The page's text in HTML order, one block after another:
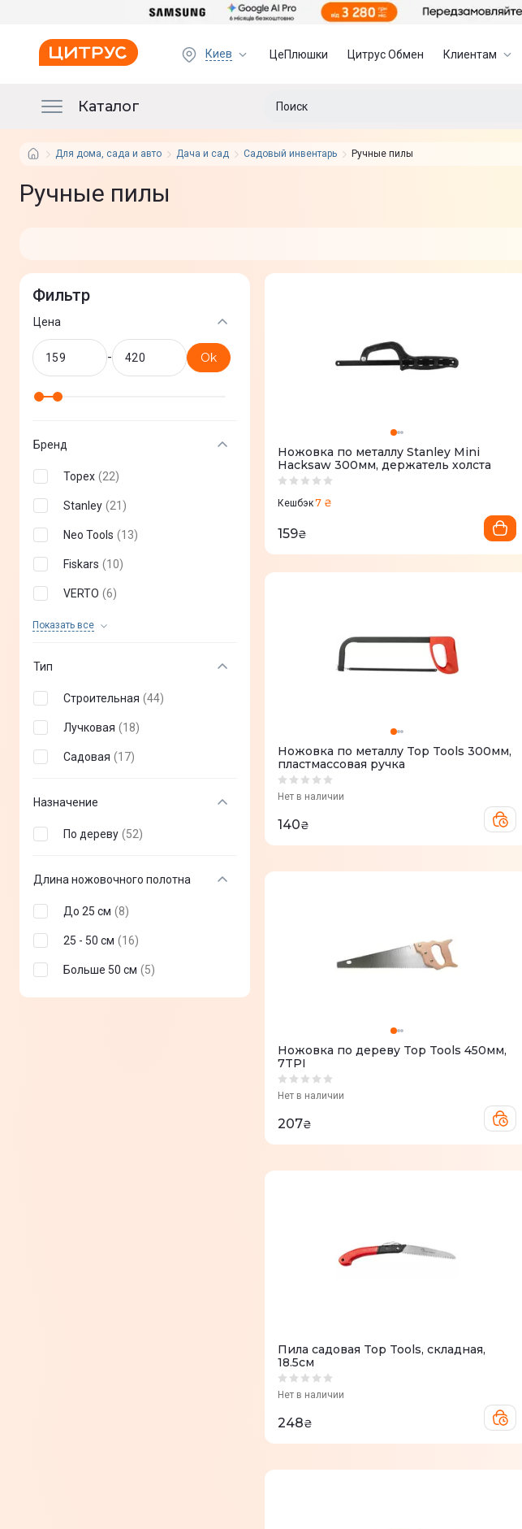
Киев ЦеПлюшки Цитрус Обмен Клиентам
Каталог
Для дома, сада и авто Дача и сад Садовый инвентарь Ручные пилы
Ручные пилы
Фильтр
Цена
- Ok
Бренд
Topex (22)
Stanley (21 )
Neo Tools (13)
Fiskars (10)
VERTO (6)
Показать все
Top Tools
Тип
Строительная (44)
Лучковая (18)
Садовая (17)
Назначение
По дереву (52)
Длина ножовочного полотна
До 25 см (8)
25 - 50 см (16)
Больше 50 см (5)
Ножовка по металлу Stanley Mini
Hacksaw 300мм, держатель холста
Кешбэк7 ₴
159₴
Ножовка по металлу Top Tools 300мм,
пластмассовая ручка
Нет в наличии
140₴
Ножовка по дереву Top Tools 450мм,
7TPI
Нет в наличии
207₴
Пила садовая Top Tools, складная,
18.5см
Нет в наличии
248₴